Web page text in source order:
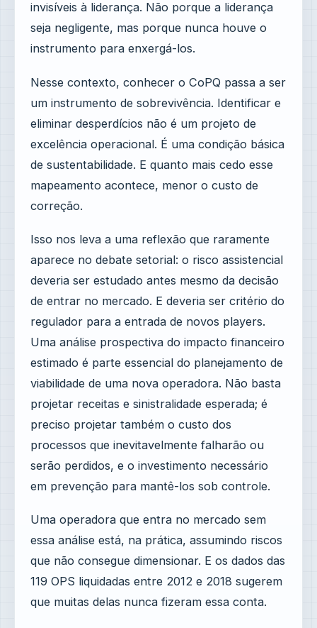
invisíveis à liderança. Não porque a liderança
seja negligente, mas porque nunca houve o
instrumento para enxergá-los.
Nesse contexto, conhecer o CoPQ passa a ser
um instrumento de sobrevivência. Identificar e
eliminar desperdícios não é um projeto de
excelência operacional. É uma condição básica
de sustentabilidade. E quanto mais cedo esse
mapeamento acontece, menor o custo de
correção.
Isso nos leva a uma reflexão que raramente
aparece no debate setorial: o risco assistencial
deveria ser estudado antes mesmo da decisão
de entrar no mercado. E deveria ser critério do
regulador para a entrada de novos players.
Uma análise prospectiva do impacto financeiro
estimado é parte essencial do planejamento de
viabilidade de uma nova operadora. Não basta
projetar receitas e sinistralidade esperada; é
preciso projetar também o custo dos
processos que inevitavelmente falharão ou
serão perdidos, e o investimento necessário
em prevenção para mantê-los sob controle.
Uma operadora que entra no mercado sem
essa análise está, na prática, assumindo riscos
que não consegue dimensionar. E os dados das
119 OPS liquidadas entre 2012 e 2018 sugerem
que muitas delas nunca fizeram essa conta.